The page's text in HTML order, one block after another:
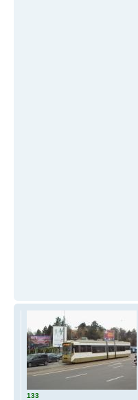
133